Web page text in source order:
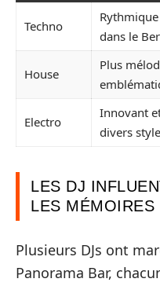
Techno
dans le
House
Plus
Electro
Innovant
divers
LES DJ
LES MÉMOIRES
Plusieurs DJs ont
Panorama Bar,